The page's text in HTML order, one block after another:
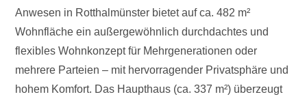
Anwesen in Rotthalmünster bietet auf ca. 482 m²
Wohnfläche ein außergewöhnlich durchdachtes und
flexibles Wohnkonzept für Mehrgenerationen oder
mehrere Parteien – mit hervorragender Privatsphäre und
hohem Komfort. Das Haupthaus (ca. 337 m²) überzeugt